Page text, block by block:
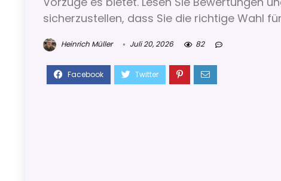
sicherzustellen, dass Sie die richtige Wahl
Heinrich Müller Juli 20, 2026 82